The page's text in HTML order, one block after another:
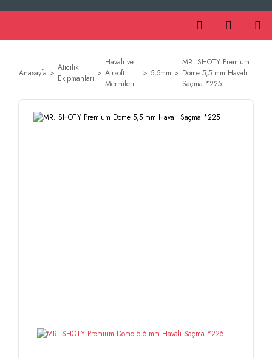
Anasayfa
Atıcılık
Ekipmanları
Havalı ve
Airsoft
Mermileri
5,5mm
MR. SHOTY Premium
Dome 5,5 mm Havalı
Saçma *225